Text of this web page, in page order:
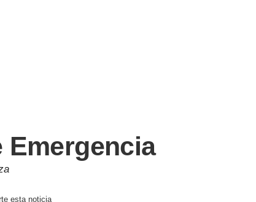
Emergencia
esta noticia